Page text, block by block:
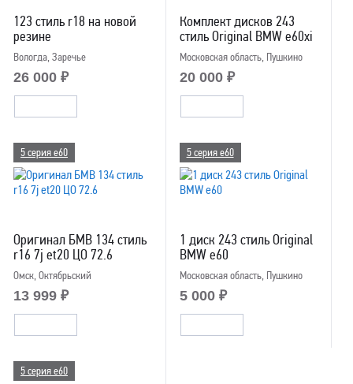
123 стиль r18 на новой
резине
Вологда, Заречье
26 000 ₽
Комплект дисков 243
стиль Original BMW e60xi
Московская область, Пушкино
20 000 ₽
5 серия e60
Оригинал БМВ 134 стиль
r16 7j et20 ЦО 72.6
Омск, Октябрьский
13 999 ₽
5 серия e60
1 диск 243 стиль Original
BMW e60
Московская область, Пушкино
5 000 ₽
5 серия e60